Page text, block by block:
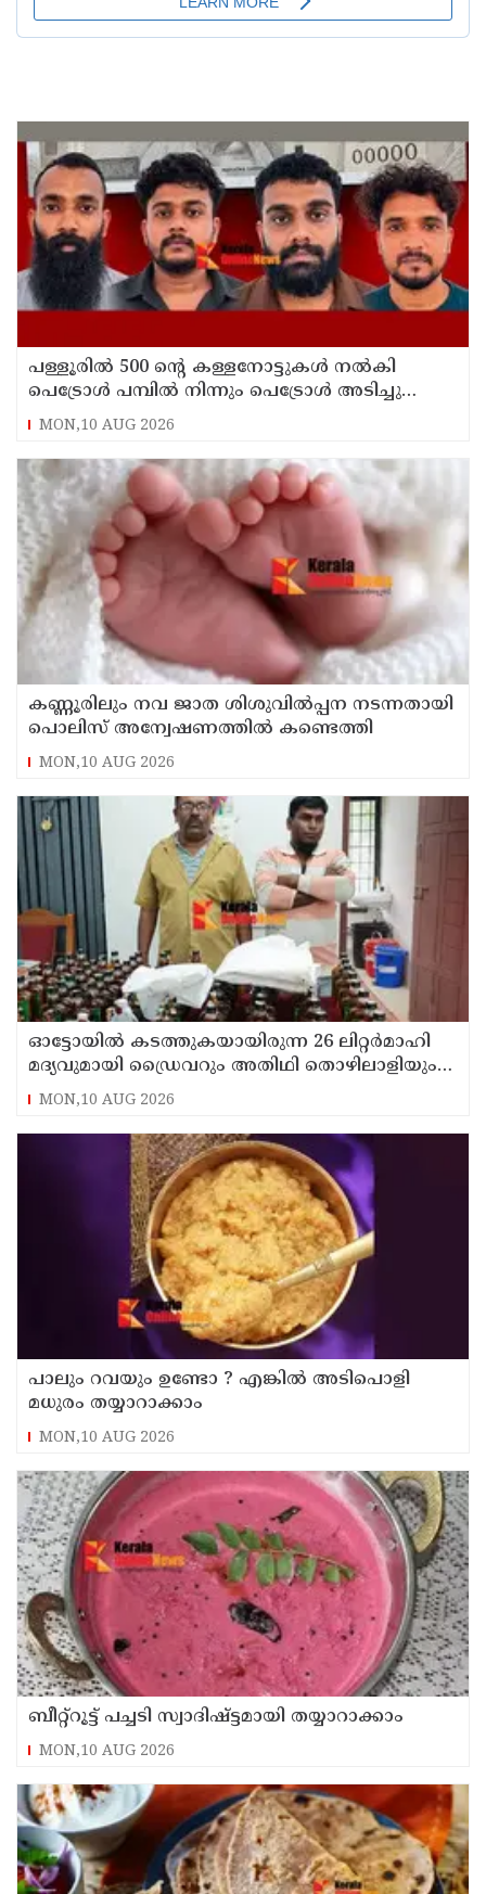
പള്ളൂരിൽ 500 ൻ്റെ കള്ളനോട്ടുകൾ നൽകി
പെട്രോൾ പമ്പിൽ നിന്നും പെട്രോൾ അടിച്ചു
കബളിപ്പിച്ച 4 പേർ അറസ്റ്റിൽ
MON,10 AUG 2026
കണ്ണൂരിലും നവ ജാത ശിശുവിൽപ്പന നടന്നതായി
പൊലിസ് അന്വേഷണത്തിൽ കണ്ടെത്തി
MON,10 AUG 2026
ഓട്ടോയിൽ കടത്തുകയായിരുന്ന 26 ലിറ്റർമാഹി
മദ്യവുമായി ഡ്രൈവറും അതിഥി തൊഴിലാളിയും
എക്സൈസ് പിടിയിൽ
MON,10 AUG 2026
പാലും റവയും ഉണ്ടോ ? എങ്കിൽ അടിപൊളി
മധുരം തയ്യാറാക്കാം
MON,10 AUG 2026
ബീറ്റ്റൂട്ട് പച്ചടി സ്വാദിഷ്ട്ടമായി തയ്യാറാക്കാം
MON,10 AUG 2026